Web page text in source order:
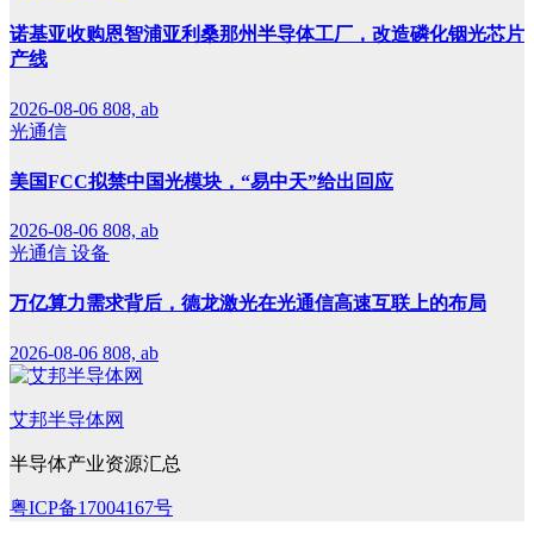
诺基亚收购恩智浦亚利桑那州半导体工厂，改造磷化铟光芯片
产线
2026-08-06 808, ab
光通信
美国FCC拟禁中国光模块，“易中天”给出回应
2026-08-06 808, ab
光通信 设备
万亿算力需求背后，德龙激光在光通信高速互联上的布局
2026-08-06 808, ab
艾邦半导体网
半导体产业资源汇总
粤ICP备17004167号